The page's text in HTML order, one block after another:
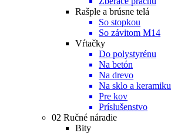
Rašple a brúsne telá
So stopkou
So závitom M14
Vŕtačky
Do polystyrénu
Na betón
Na drevo
Na sklo a keramiku
Pre kov
Príslušenstvo
02 Ručné náradie
Bity